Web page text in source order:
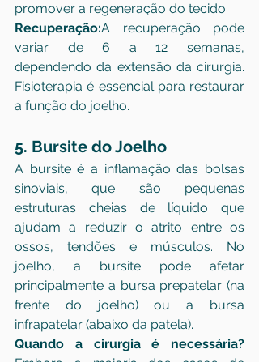
promover a regeneração do tecido.
Recuperação:A recuperação pode
variar de 6 a 12 semanas,
dependendo da extensão da cirurgia.
Fisioterapia é essencial para restaurar
a função do joelho.
5. Bursite do Joelho
A bursite é a inflamação das bolsas
sinoviais, que são pequenas
estruturas cheias de líquido que
ajudam a reduzir o atrito entre os
ossos, tendões e músculos. No
joelho, a bursite pode afetar
principalmente a bursa prepatelar (na
frente do joelho) ou a bursa
infrapatelar (abaixo da patela).
Quando a cirurgia é necessária?